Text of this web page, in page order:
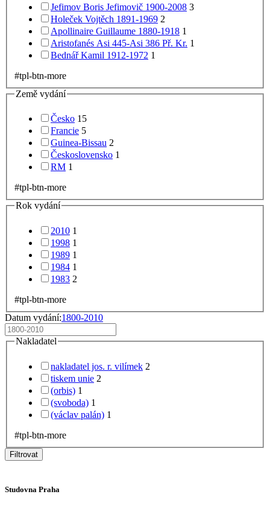
Jefimov Boris Jefimovič 1900-2008 3
Holeček Vojtěch 1891-1969 2
Apollinaire Guillaume 1880-1918 1
Aristofanés Asi 445-Asi 386 Př. Kr. 1
Bednář Kamil 1912-1972 1
#tpl-btn-more
Země vydání
Česko 15
Francie 5
Guinea-Bissau 2
Československo 1
RM 1
#tpl-btn-more
Rok vydání
2010 1
1998 1
1989 1
1984 1
1983 2
#tpl-btn-more
Datum vydání:1800-2010
Nakladatel
nakladatel jos. r. vilímek 2
tiskem unie 2
(orbis) 1
(svoboda) 1
(václav palán) 1
#tpl-btn-more
Filtrovat
Studovna Praha